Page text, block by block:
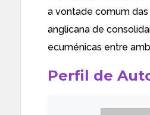
a vontade comum
anglicana de
ecuménicas entre
Perfil de